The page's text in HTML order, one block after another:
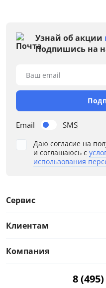
Материал панели
Материал
Освещение
Площадь кухни
Режим работы
Стекло дверцы
Телескопические
Узнай об акции
Подпишись на
Email SMS
Ваш email
Даю согласие на
и соглашаюсь с
использования
Сервис
Клиентам
Компания
8